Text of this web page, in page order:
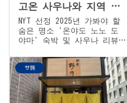
고온 사우나와 지역 해
산물 덮밥 만끽 (NYT 선
정 도시)
NYT 선정 2025년 가봐야 할
숨은 명소 '온야도 노노 도
야마' 숙박 및 사우나 리뷰!
도 고온 사우나 및 14도 냉
탕의 객관적 데이터부터 해산
물 덮밥 조식 뷔페, 타투(문
신) 규정까지 철저하게 분석
합니다. 완벽한 도야마 사우
サ旅